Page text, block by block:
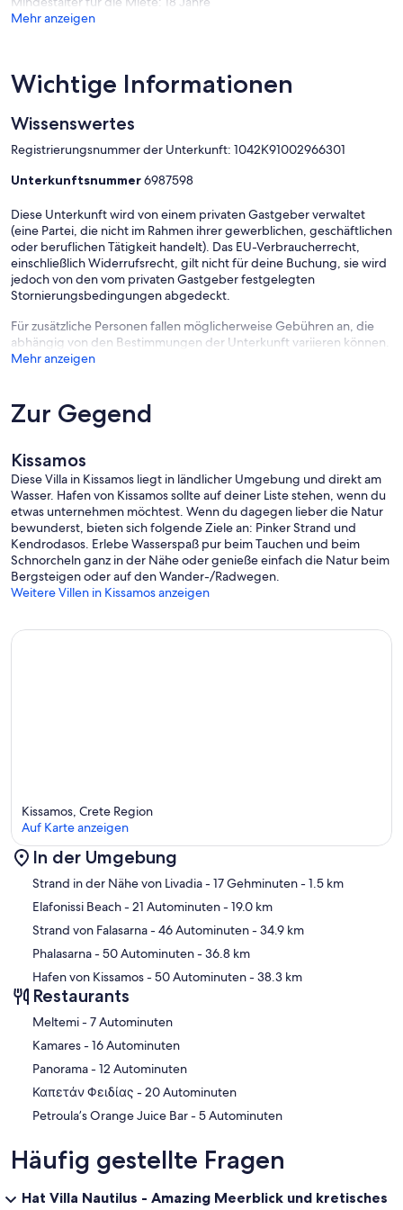
Mehr anzeigen
Wichtige Informationen
Wissenswertes
Registrierungsnummer der Unterkunft: 1042Κ91002966301
Unterkunftsnummer6987598
Diese Unterkunft wird von einem privaten Gastgeber verwaltet
(eine Partei, die nicht im Rahmen ihrer gewerblichen, geschäftlichen
oder beruflichen Tätigkeit handelt). Das EU-Verbraucherrecht,
einschließlich Widerrufsrecht, gilt nicht für deine Buchung, sie wird
jedoch von den vom privaten Gastgeber festgelegten
Stornierungsbedingungen abgedeckt.
Für zusätzliche Personen fallen möglicherweise Gebühren an, die
abhängig von den Bestimmungen der Unterkunft variieren können.
Mehr anzeigen
Zur Gegend
Kissamos
Diese Villa in Kissamos liegt in ländlicher Umgebung und direkt am
Wasser. Hafen von Kissamos sollte auf deiner Liste stehen, wenn du
etwas unternehmen möchtest. Wenn du dagegen lieber die Natur
bewunderst, bieten sich folgende Ziele an: Pinker Strand und
Kendrodasos. Erlebe Wasserspaß pur beim Tauchen und beim
Schnorcheln ganz in der Nähe oder genieße einfach die Natur beim
Bergsteigen oder auf den Wander-/Radwegen.
Weitere Villen in Kissamos anzeigen
Karte
Kissamos, Crete Region
Auf Karte anzeigen
In der Umgebung
Strand in der Nähe von Livadia- 17 Gehminuten- 1.5 km
Elafonissi Beach- 21 Autominuten- 19.0 km
Strand von Falasarna- 46 Autominuten- 34.9 km
Phalasarna- 50 Autominuten- 36.8 km
Hafen von Kissamos- 50 Autominuten- 38.3 km
Restaurants
‪Meltemi - ‬7 Autominuten
‪Kamares - ‬16 Autominuten
‪Panorama - ‬12 Autominuten
‪Καπετάν Φειδίας - ‬20 Autominuten
‪Petroula’s Orange Juice Bar - ‬5 Autominuten
Häufig gestellte Fragen
Hat Villa Nautilus - Amazing Meerblick und kretisches